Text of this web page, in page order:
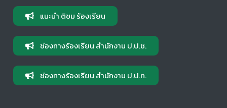
แนะนำ ติชม ร้องเรียน
ช่องทางร้องเรียน สำนักงาน ป.ป.ช.
ช่องทางร้องเรียน สำนักงาน ป.ป.ท.